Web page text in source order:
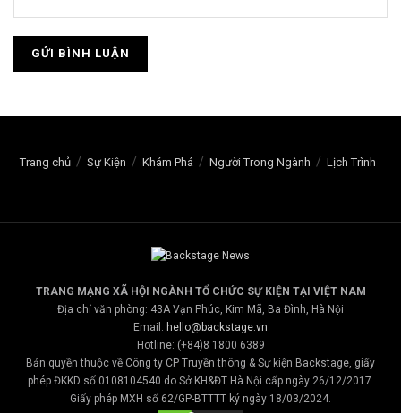
Trang chủ Sự Kiện Khám Phá Người Trong Ngành Lịch Trình
TRANG MẠNG XÃ HỘI NGÀNH TỔ CHỨC SỰ KIỆN TẠI VIỆT NAM
Địa chỉ văn phòng: 43A Vạn Phúc, Kim Mã, Ba Đình, Hà Nội
Email: hello@backstage.vn
Hotline: (+84)8 1800 6389
Bản quyền thuộc về Công ty CP Truyền thông & Sự kiện Backstage, giấy
phép ĐKKD số 0108104540 do Sở KH&ĐT Hà Nội cấp ngày 26/12/2017.
Giấy phép MXH số 62/GP-BTTTT ký ngày 18/03/2024.